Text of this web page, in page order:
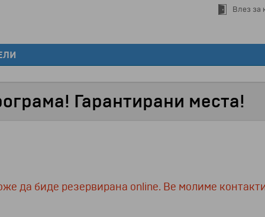
Влез за
Гарантирани места!
да биде резервирана online. Ве молиме